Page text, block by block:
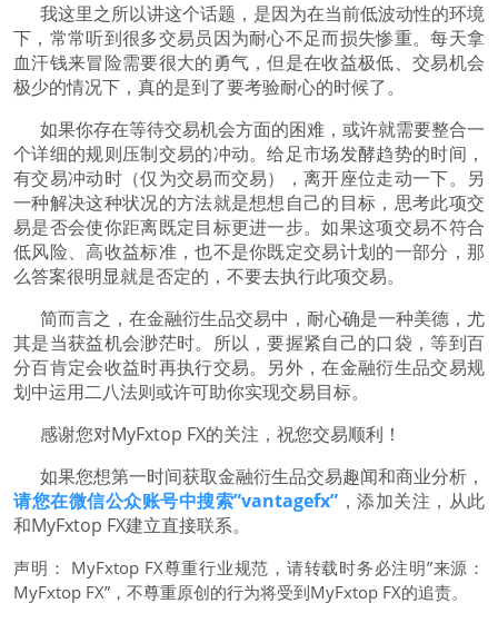
我这里之所以讲这个话题，是因为在当前低波动性的环境
下，常常听到很多交易员因为耐心不足而损失惨重。每天拿
血汗钱来冒险需要很大的勇气，但是在收益极低、交易机会
极少的情况下，真的是到了要考验耐心的时候了。
如果你存在等待交易机会方面的困难，或许就需要整合一
个详细的规则压制交易的冲动。给足市场发酵趋势的时间，
有交易冲动时（仅为交易而交易），离开座位走动一下。另
一种解决这种状况的方法就是想想自己的目标，思考此项交
易是否会使你距离既定目标更进一步。如果这项交易不符合
低风险、高收益标准，也不是你既定交易计划的一部分，那
么答案很明显就是否定的，不要去执行此项交易。
简而言之，在金融衍生品交易中，耐心确是一种美德，尤
其是当获益机会渺茫时。所以，要握紧自己的口袋，等到百
分百肯定会收益时再执行交易。另外，在金融衍生品交易规
划中运用二八法则或许可助你实现交易目标。
感谢您对MyFxtop FX的关注，祝您交易顺利！
如果您想第一时间获取金融衍生品交易趣闻和商业分析，
请您在微信公众账号中搜索”vantagefx” ，添加关注，从此
和MyFxtop FX建立直接联系。
声明： MyFxtop FX尊重行业规范，请转载时务必注明”来源：
MyFxtop FX”，不尊重原创的行为将受到MyFxtop FX的追责。